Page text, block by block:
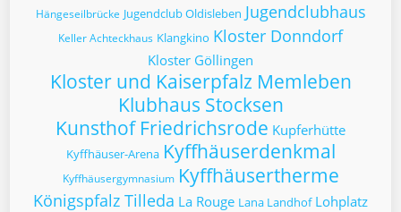
Hängeseilbrücke Jugendclub Oldisleben Jugendclubhaus
Keller Achteckhaus Klangkino Kloster Donndorf
Kloster Göllingen
Kloster und Kaiserpfalz Memleben
Klubhaus Stocksen
Kunsthof Friedrichsrode Kupferhütte
Kyffhäuser-Arena Kyffhäuserdenkmal
Kyffhäusergymnasium Kyffhäusertherme
Königspfalz Tilleda La Rouge Lana Landhof Lohplatz